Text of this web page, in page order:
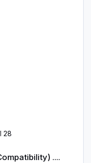
28
....